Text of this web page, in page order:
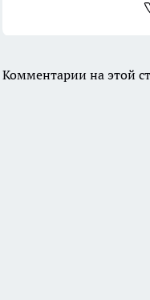
Комментарии на этой